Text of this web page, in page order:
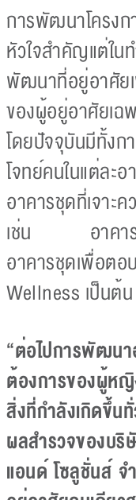
การพัฒนาโครง
หัวใจสำคัญแต่ใ
พัฒนาที่อยู่อาศัย
ของผู้อยู่อาศัยเฉ
โดยปัจจุบันมีทั้ง
โจทย์คนในแต่
อาคารชุดที่เจาะ
เช่น อาคารชุด
อาคารชุดเพื่อ
Wellness เป็นต้น
“ต่อไปการพัฒน
ต้องการของผู้ห
สิ่งที่กำลังเกิดขึ้น
ผลสำรวจของบ
แอนด์ โซลูชั่นส์